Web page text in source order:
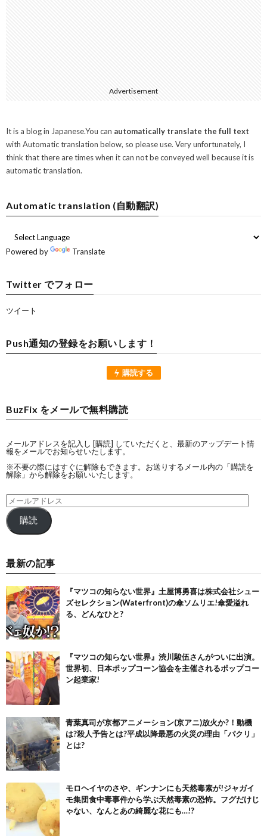
Advertisement
It is a blog in Japanese.You can automatically translate the full text
with Automatic translation below, so please use. Very unfortunately, I
think that there are times when it can not be conveyed well because it is
automatic translation.
Automatic translation (自動翻訳)
Powered by Translate
Twitter でフォロー
ツイート
Push通知の登録をお願いします！
購読する
BuzFix をメールで無料購読
メールアドレスを記入し [購読] していただくと、最新のアップデート情
報をメールでお知らせいたします。
※不要の際にはすぐに解除もできます。お送りするメール内の「購読を
解除」から解除をお願いいたします。
購読
最新の記事
『マツコの知らない世界』土屋博勇喜は株式会社シュー
ズセレクション(Waterfront)の傘ソムリエ!傘愛溢れ
る、どんなひと?
『マツコの知らない世界』渋川駿伍さんがついに出演。
世界初、日本ポップコーン協会を主催されるポップコー
ン起業家!
青葉真司が京都アニメーション(京アニ)放火か?！動機
は?殺人予告とは?平成以降最悪の火災の理由「パクリ」
とは?
モロヘイヤのさや、ギンナンにも天然毒素が!ジャガイ
モ集団食中毒事件から学ぶ天然毒素の恐怖。フグだけじ
ゃない、なんとあの綺麗な花にも…!?